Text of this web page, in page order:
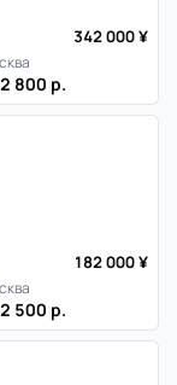
342 000 ¥
800 р.
182 000 ¥
500 р.